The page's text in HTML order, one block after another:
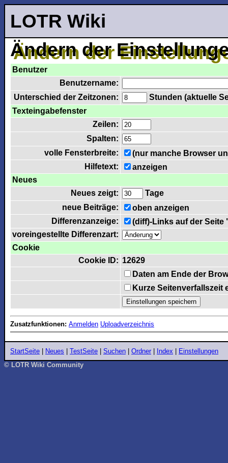
LOTR Wiki
Ändern der
Benutzer
Benutzername:
Unterschied der Zeitzonen:
Stunden (aktuelle
Texteingabefenster
Zeilen:
Spalten:
volle Fensterbreite:
(nur manche Browser
Hilfetext:
anzeigen
Neues
Neues zeigt:
Tage
neue Beiträge:
oben anzeigen
Differenzanzeige:
(diff)-Links auf der Seite
voreingestellte Differenzart:
Cookie
Cookie ID: 12629
Daten am Ende der
Kurze Seitenverfallszeit
Zusatzfunktionen: Anmelden Uploadverzeichnis
StartSeite Neues TestSeite Suchen Ordner Index
Einstellungen
© LOTR Wiki Community